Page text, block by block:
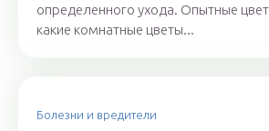
определенного ухода. Опытные
какие комнатные цветы...
Болезни и вредители